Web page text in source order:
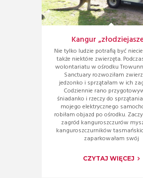
Kangur
Nie tylko ludzie potrafią być
także niektóre zwierzęta.
wolontariatu w ośrodku
Sanctuary rozwoziłam
jedzonko i sprzątałam w ich
Codziennie rano
śniadanko i rzeczy do
mojego elektrycznego
robiłam objazd po ośrodku.
zagród kanguroszczurów
kanguroszczurników
zaparkowałam swój
CZYTAJ WIĘCEJ